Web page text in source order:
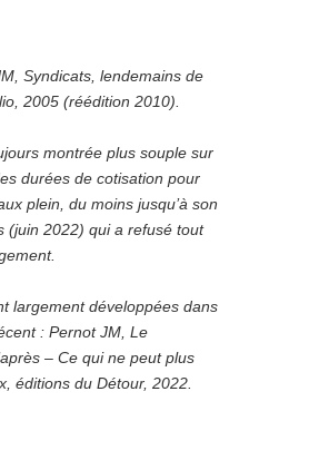
Syndicats, lendemains de
2005 (réédition 2010).
montrée plus souple sur
durées de cotisation pour
plein, du moins jusqu’à son
(juin 2022) qui a refusé tout
largement développées dans
: Pernot JM, Le
– Ce qui ne peut plus
éditions du Détour, 2022.